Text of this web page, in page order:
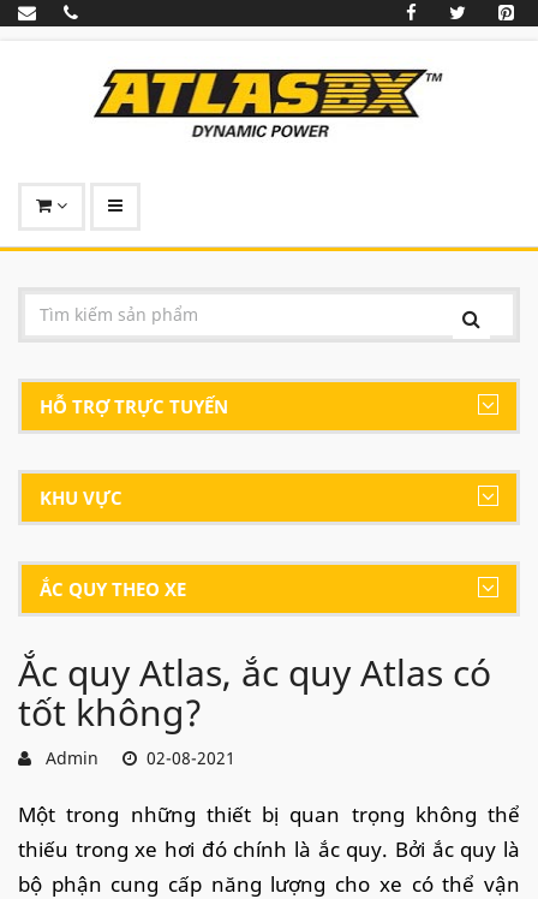
HỖ TRỢ TRỰC TUYẾN
KHU VỰC
ẮC QUY THEO XE
Ắc quy Atlas, ắc quy Atlas có
tốt không?
Admin 02-08-2021
Một trong những thiết bị quan trọng không thể
thiếu trong xe hơi đó chính là ắc quy. Bởi ắc quy là
bộ phận cung cấp năng lượng cho xe có thể vận